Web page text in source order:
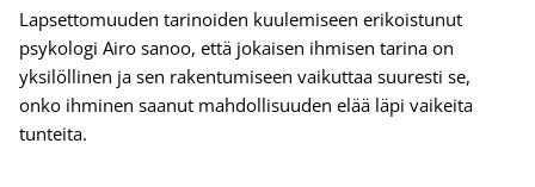
Lapsettomuuden tarinoiden kuulemiseen erikoistunut
psykologi Airo sanoo, että jokaisen ihmisen tarina on
yksilöllinen ja sen rakentumiseen vaikuttaa suuresti se,
onko ihminen saanut mahdollisuuden elää läpi vaikeita
tunteita.